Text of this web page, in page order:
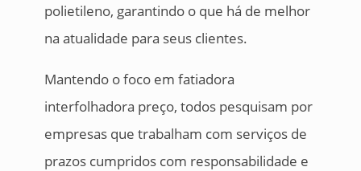
polietileno, garantindo o que há de melhor
na atualidade para seus clientes.
Mantendo o foco em fatiadora
interfolhadora preço, todos pesquisam por
empresas que trabalham com serviços de
prazos cumpridos com responsabilidade e